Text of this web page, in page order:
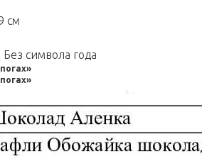
см
символа года